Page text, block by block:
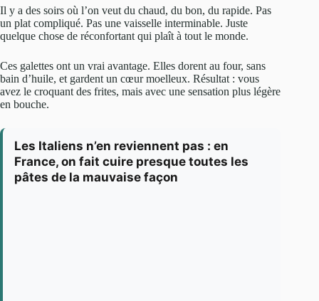
Il y a des soirs où l’on veut du chaud, du bon, du rapide. Pas
un plat compliqué. Pas une vaisselle interminable. Juste
quelque chose de réconfortant qui plaît à tout le monde.
Ces galettes ont un vrai avantage. Elles dorent au four, sans
bain d’huile, et gardent un cœur moelleux. Résultat : vous
avez le croquant des frites, mais avec une sensation plus légère
en bouche.
Les Italiens n’en reviennent pas : en
France, on fait cuire presque toutes les
pâtes de la mauvaise façon